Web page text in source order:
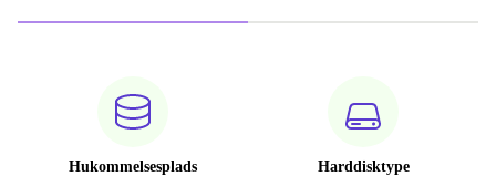
Hukommelsesplads
Harddisktype